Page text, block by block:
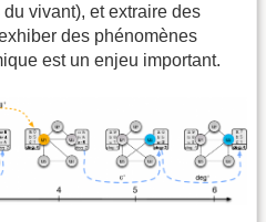
vivant), et extraire des
des phénomènes
est un enjeu important.